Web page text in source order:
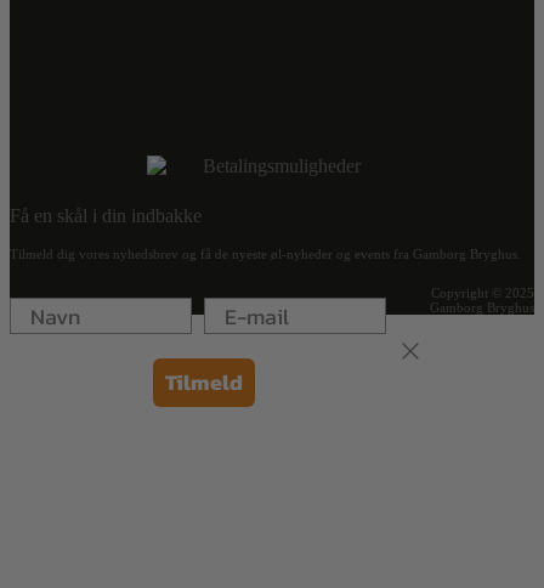
Få en skål i din indbakke
Tilmeld dig vores nyhedsbrev og få de nyeste øl-nyheder og events fra Gamborg Bryghus.
Tilmeld
Copyright © 2025
Gamborg Bryghus